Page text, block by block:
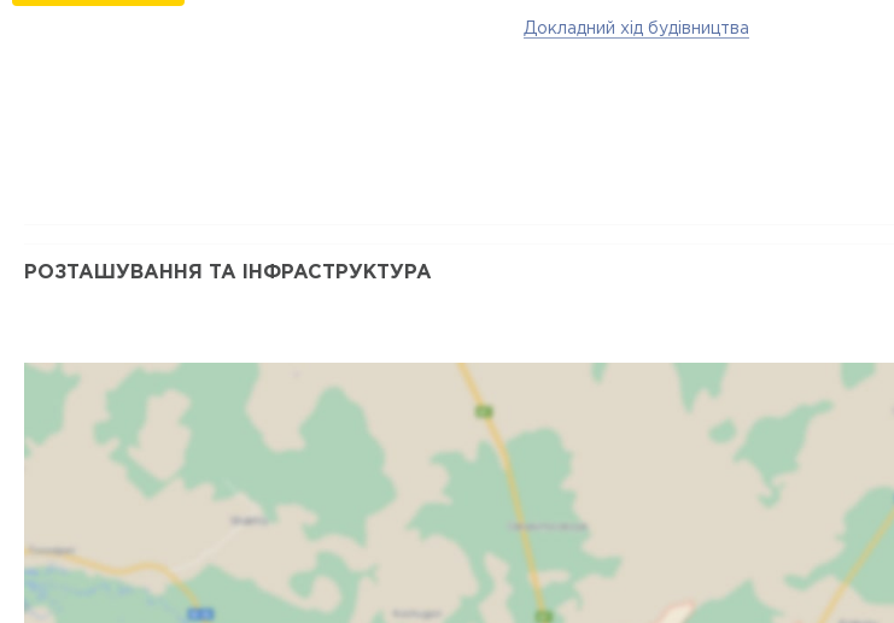
Докладний хід будівництва
РОЗТАШУВАННЯ ТА ІНФРАСТРУКТУРА